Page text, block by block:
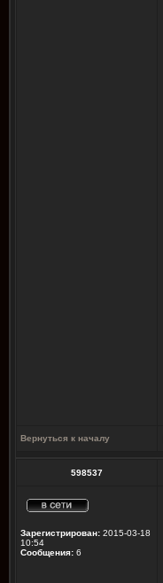
Вернуться к началу
598537
Зарегистрирован: 2015-03-18
10:54
Сообщения: 6